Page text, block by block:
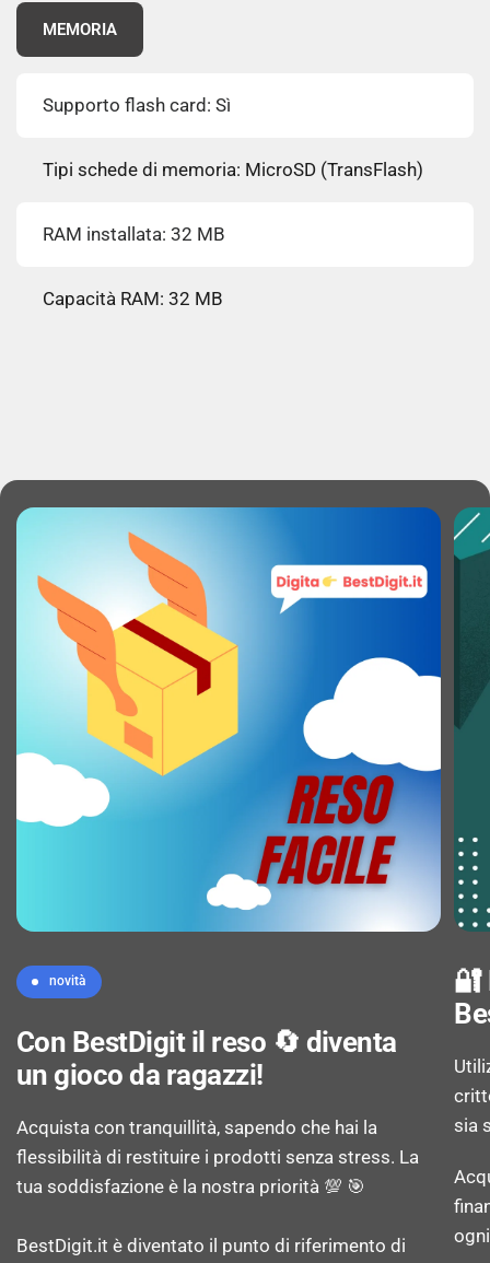
MEMORIA
Supporto flash card: Sì
Tipi schede di memoria: MicroSD (TransFlash)
RAM installata: 32 MB
Capacità RAM: 32 MB
Fotocamera posteriore: Sì
Flash integrato: Sì
Tipologia flash: LED
Fotocamera frontale: No
Formati immagini supportati: JPG
COLLEGAMENTO IN RETE
Capacità della scheda SIM: Doppia SIM
Tipologia SIM card: MiniSIM + MicroSIM
Rete dati: GSM
novità
Con BestDigit il reso 🔄 diventa
un gioco da ragazzi!
Acquista con tranquillità, sapendo che hai la
flessibilità di restituire i prodotti senza stress. La
tua soddisfazione è la nostra priorità 💯 🎯
BestDigit.it è diventato il punto di riferimento di
🔐
sia